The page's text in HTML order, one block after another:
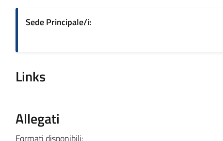
Sede Principale/i:
Links
Allegati
Formati disponibili: